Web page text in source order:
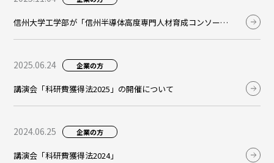
信州大学工学部が「信州半導体高度専門人材育成コンソーシ
アム（仮称）」の設立を発表
2025.06.24 企業の方
講演会「科研費獲得法2025」の開催について
2024.06.25 企業の方
講演会「科研費獲得法2024」